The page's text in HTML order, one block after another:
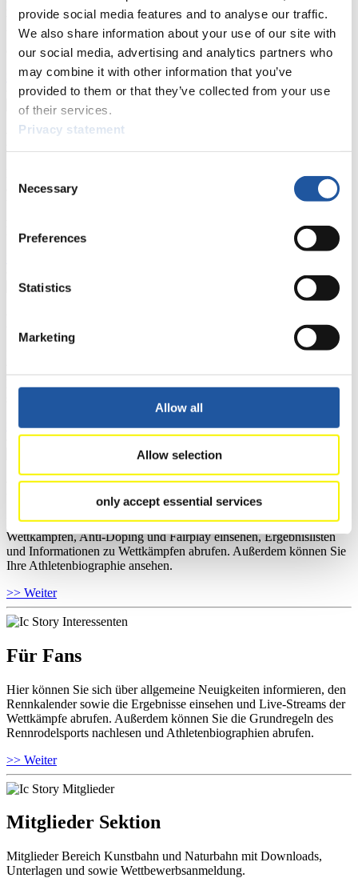
provide social media features and to analyse our traffic.
We also share information about your use of our site with
our social media, advertising and analytics partners who
may combine it with other information that you’ve
provided to them or that they’ve collected from your use
of their services.
Privacy statement
Selection
Necessary
Preferences
Statistics
Marketing
Allow all
Allow selection
only accept essential services
haben Zugriff auf Athletenbiographien und Informationen zu
Wettkämpfen. Außerdem können Sie Ihre Medienakkreditierung
beantragen, die Grundregeln des Rennrodelsports einsehen und
allgemeine Neuigkeiten einholen.
>> Weiter
Für Nationale Verbände
Hier können Sie sich über allgemeine Neuigkeiten informieren, das
aktuelle Regelwerk sowie Richtlinien zu Wettkämpfen, Anti-Doping
und Fairplay nachlesen, auf Athletenbiographien zugreifen,
Mitgliedersektion zugreifen.
Hier können Sie das aktuelle Regelwerk sowie Richtlinien zu
Kontaktpersonen für Wettkämpfe und Sponsoren informieren,
>> Weiter
Für Athleten
Hier können Sie das aktuelle Regelwerk sowie Richtlinien zu
Wettkämpfen, Anti-Doping und Fairplay einsehen, Ergebnislisten
und Informationen zu Wettkämpfen abrufen. Außerdem können Sie
Ihre Athletenbiographie ansehen.
>> Weiter
Für Fans
Hier können Sie sich über allgemeine Neuigkeiten informieren, den
Rennkalender sowie die Ergebnisse einsehen und Live-Streams der
Wettkämpfe abrufen. Außerdem können Sie die Grundregeln des
Rennrodelsports nachlesen und Athletenbiographien abrufen.
>> Weiter
Mitglieder Sektion
Mitglieder Bereich Kunstbahn und Naturbahn mit Downloads,
Unterlagen und sowie Wettbewerbsanmeldung.